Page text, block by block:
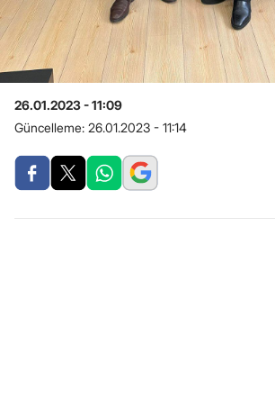
26.01.2023 - 11:09
Güncelleme: 26.01.2023 - 11:14